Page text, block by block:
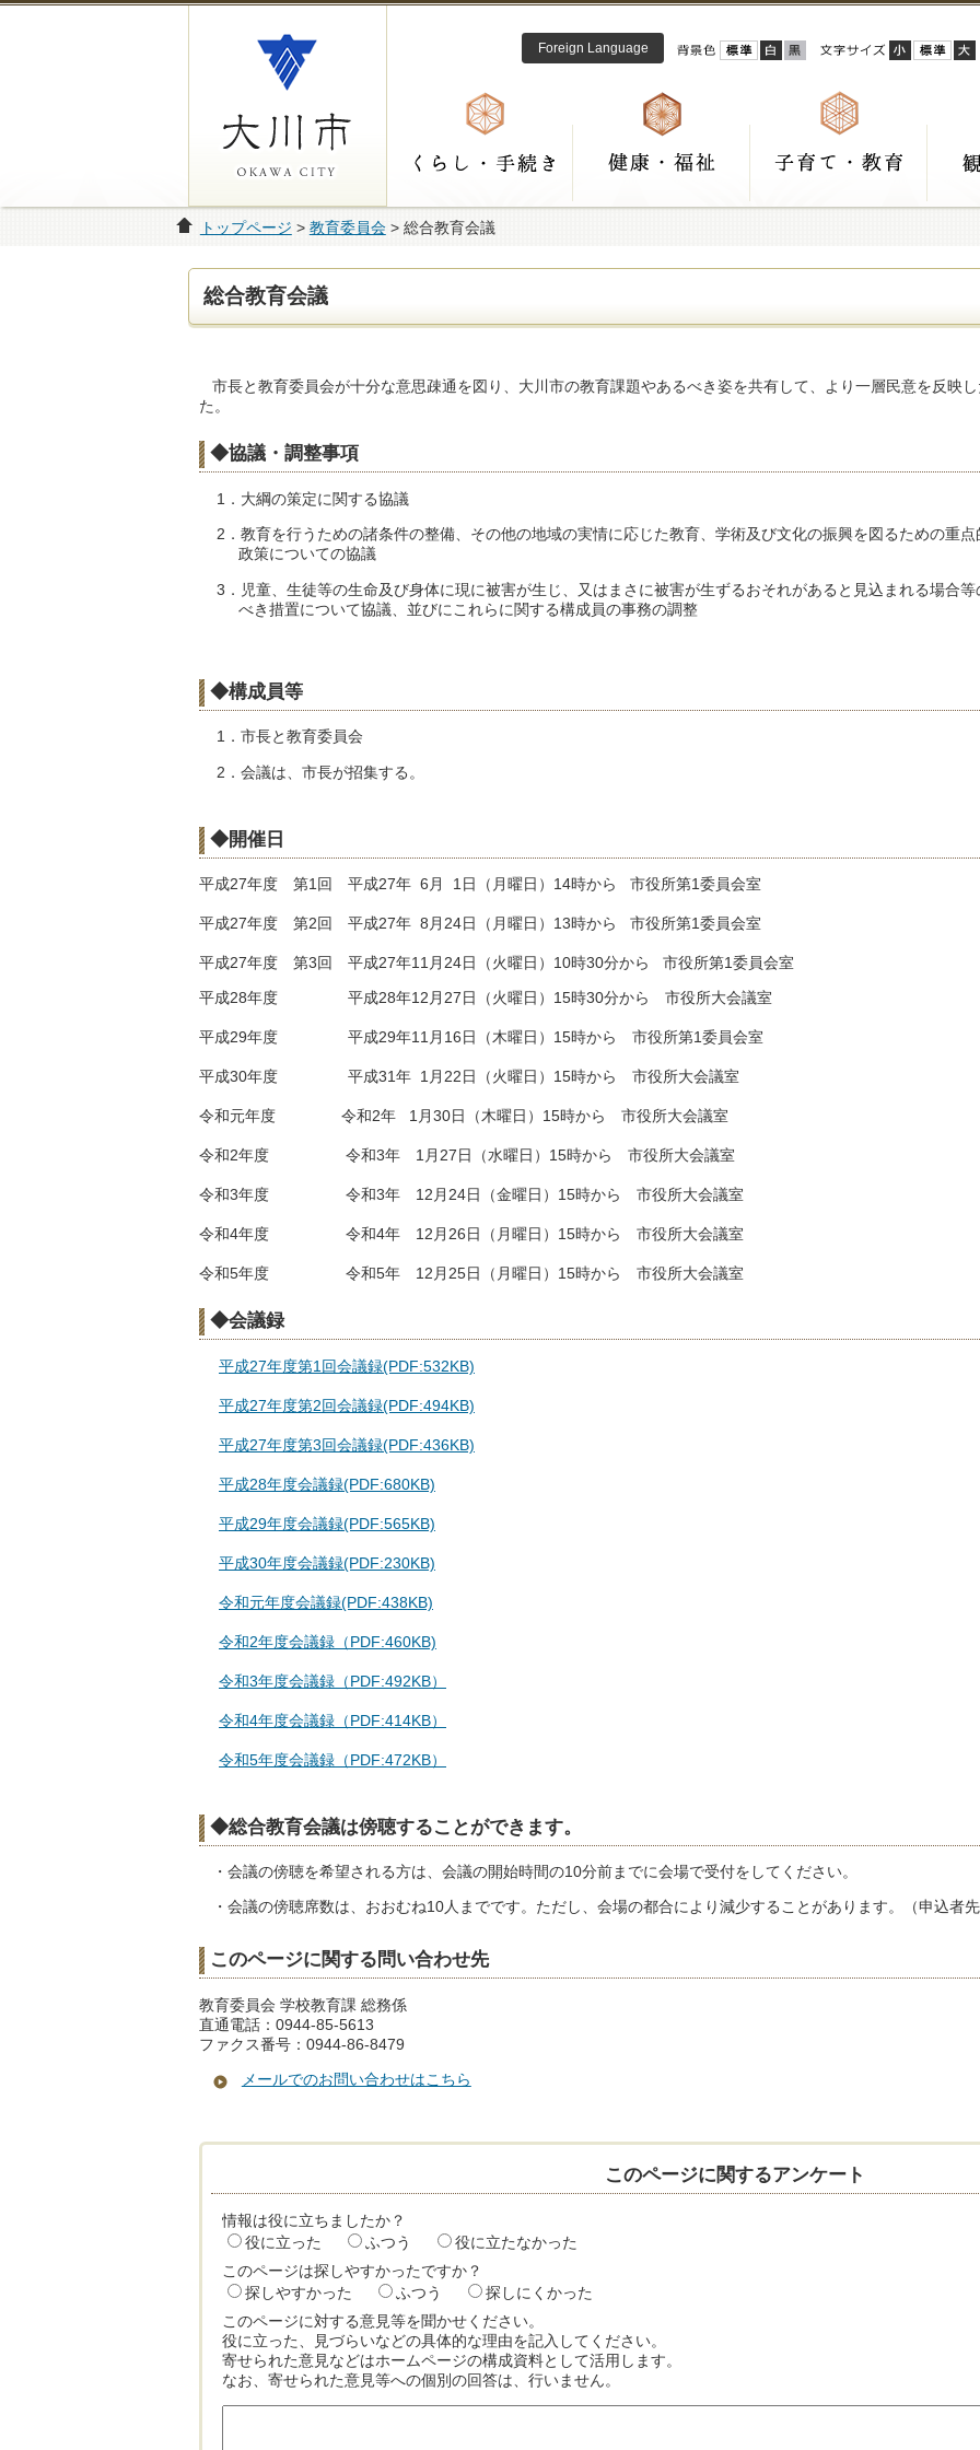
Foreign Language
トップページ > 教育委員会> 総合教育会議
総合教育会議
市長と教育委員会が十分な意思疎通を図り、大川市の教育課題やあるべき姿を共有して、より一層民意を反映
た。
◆協議・調整事項
1．大綱の策定に関する協議
2．教育を行うための諸条件の整備、その他の地域の実情に応じた教育、学術及び文化の振興を図るための重
政策についての協議
3．児童、生徒等の生命及び身体に現に被害が生じ、又はまさに被害が生ずるおそれがあると見込まれる場合
べき措置について協議、並びにこれらに関する構成員の事務の調整
◆構成員等
1．市長と教育委員会
2．会議は、市長が招集する。
◆開催日
平成27年度 第1回 平成27年 6月 1日（月曜日）14時から 市役所第1委員会室
平成27年度 第2回 平成27年 8月24日（月曜日）13時から 市役所第1委員会室
平成27年度 第3回 平成27年11月24日（火曜日）10時30分から 市役所第1委員会室
平成28年度 平成28年12月27日（火曜日）15時30分から 市役所大会議室
平成29年度 平成29年11月16日（木曜日）15時から 市役所第1委員会室
平成30年度 平成31年 1月22日（火曜日）15時から 市役所大会議室
令和元年度 令和2年 1月30日（木曜日）15時から 市役所大会議室
令和2年度 令和3年 1月27日（水曜日）15時から 市役所大会議室
令和3年度 令和3年 12月24日（金曜日）15時から 市役所大会議室
令和4年度 令和4年 12月26日（月曜日）15時から 市役所大会議室
令和5年度 令和5年 12月25日（月曜日）15時から 市役所大会議室
◆会議録
平成27年度第1回会議録(PDF:532KB)
平成27年度第2回会議録(PDF:494KB)
平成27年度第3回会議録(PDF:436KB)
平成28年度会議録(PDF:680KB)
平成29年度会議録(PDF:565KB)
平成30年度会議録(PDF:230KB)
令和元年度会議録(PDF:438KB)
令和2年度会議録（PDF:460KB)
令和3年度会議録（PDF:492KB）
令和4年度会議録（PDF:414KB）
令和5年度会議録（PDF:472KB）
◆総合教育会議は傍聴することができます。
・会議の傍聴を希望される方は、会議の開始時間の10分前までに会場で受付をしてください。
・会議の傍聴席数は、おおむね10人までです。ただし、会場の都合により減少することがあります。（申込者
このページに関する問い合わせ先
教育委員会 学校教育課 総務係
直通電話：0944-85-5613
ファクス番号：0944-86-8479
メールでのお問い合わせはこちら
このページに関するアンケート
情報は役に立ちましたか？
役に立った
ふつう
役に立たなかった
このページは探しやすかったですか？
探しやすかった
ふつう
探しにくかった
このページに対する意見等を聞かせください。
役に立った、見づらいなどの具体的な理由を記入してください。
寄せられた意見などはホームページの構成資料として活用します。
なお、寄せられた意見等への個別の回答は、行いません。